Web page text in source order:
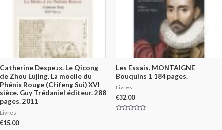
Catherine Despeux. Le Qicong
de Zhou Lüjing. La moelle du
Phénix Rouge (Chifeng Sui) XVI
sièce. Guy Trédaniel éditeur. 288
pages. 2011
Livres
€15.00
Les Essais. MONTAIGNE
Bouquins 1 184 pages.
Livres
€32.00